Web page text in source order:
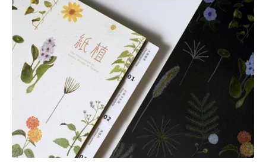
作；當天將舉辦「除蔓競賽」，拔蔓最多的團體，可獲得
正隆股份有限公司后里分公司贊助的「蒲公英抽取式衛生
紙」。小花蔓澤蘭常藉由莖蔓攀附纏繞原生植物，遮蔽陽
光，使原生植物無法行光合作用而死亡，有「植物殺手」
及「綠癌」之稱，為有效防除小花蔓澤蘭入侵，花期自10
月至翌年2月，每年需在開花期來臨之前，進行防治工
作。東勢林區管理處蕭處長崇仁呼籲民眾，若在居家附近
發現小花蔓澤蘭蹤跡，務必連根拔起裝入塑膠袋內，送至
現場以每公斤5元的價格收購小花蔓澤蘭；歡迎民